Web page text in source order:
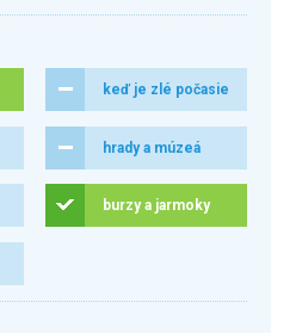
keď je zlé počasie
hrady a múzeá
burzy a jarmoky